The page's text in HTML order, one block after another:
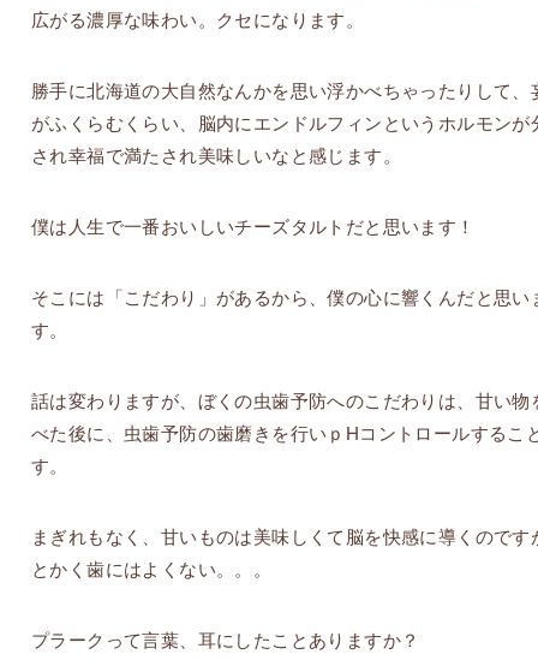
広がる濃厚な味わい。クセになります。
勝手に北海道の大自然なんかを思い浮かべちゃったりして、
がふくらむくらい、脳内にエンドルフィンというホルモンが
され幸福で満たされ美味しいなと感じます。
僕は人生で一番おいしいチーズタルトだと思います！
そこには「こだわり」があるから、僕の心に響くんだと思い
す。
話は変わりますが、ぼくの虫歯予防へのこだわりは、甘い物
べた後に、虫歯予防の歯磨きを行いｐHコントロールするこ
す。
まぎれもなく、甘いものは美味しくて脳を快感に導くのです
とかく歯にはよくない。。。
プラークって言葉、耳にしたことありますか？